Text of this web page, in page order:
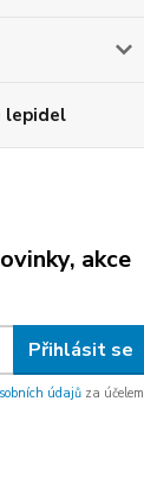
lepidel
akce
Přihlásit se
údajů za účelem